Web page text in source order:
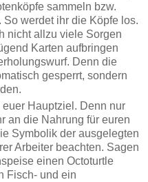
sammeln bzw.
werdet ihr die Köpfe los.
nicht allzu viele Sorgen
Karten aufbringen
Denn die
gesperrt, sondern
euer Hauptziel. Denn nur
an die Nahrung für euren
Symbolik der ausgelegten
Arbeiter beachten. Sagen
einen Octoturtle
Fisch- und ein